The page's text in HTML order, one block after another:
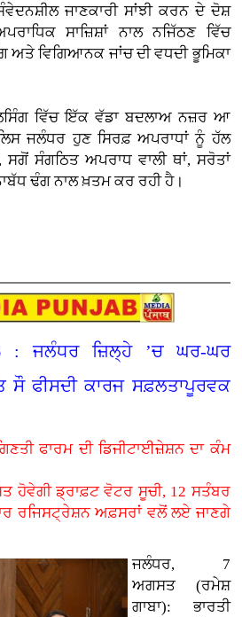
ਜਾਣਕਾਰੀ ਸਾਂਝੀ ਕਰਨ ਦੇ ਦੋਸ਼
ਸਾਜ਼ਿਸ਼ਾਂ ਨਾਲ ਨਜਿੱਠਣ ਵਿੱਚ
ਅਤੇ ਵਿਗਿਆਨਕ ਜਾਂਚ ਦੀ ਵਧਦੀ ਭੂਮਿਕਾ
ਵਿੱਚ ਇੱਕ ਵੱਡਾ ਬਦਲਾਅ ਨਜ਼ਰ ਆ
ਜਲੰਧਰ ਹੁਣ ਸਿਰਫ਼ ਅਪਰਾਧਾਂ ਨੂੰ ਹੱਲ
ਸੰਗਠਿਤ ਅਪਰਾਧ ਵਾਲੀ ਥਾਂ, ਸਰੋਤਾਂ
ਢੰਗ ਨਾਲ ਖ਼ਤਮ ਕਰ ਰਹੀ ਹੈ।
: ਜਲੰਧਰ ਜ਼ਿਲ੍ਹੇ ’ਚ ਘਰ-ਘਰ
ਸੌ ਫੀਸਦੀ ਕਾਰਜ ਸਫ਼ਲਤਾਪੂਰਵਕ
ਫਾਰਮ ਦੀ ਡਿਜੀਟਾਈਜ਼ੇਸ਼ਨ ਦਾ ਕੰਮ
ਹੋਵੇਗੀ ਡ੍ਰਾਫ਼ਟ ਵੋਟਰ ਸੂਚੀ, 12 ਸਤੰਬਰ
ਰਜਿਸਟ੍ਰੇਸ਼ਨ ਅਫ਼ਸਰਾਂ ਵਲੋਂ ਲਏ ਜਾਣਗੇ
ਜਲੰਧਰ, 7
ਅਗਸਤ (ਰਮੇਸ਼
ਗਾਬਾ): ਭਾਰਤੀ